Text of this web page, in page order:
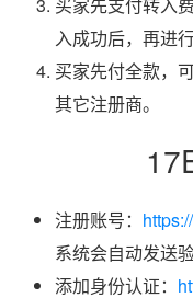
入成功后，再进
买家先付全款，
其它注册商。
注册账号：
系统会自动发送
添加身份认证：